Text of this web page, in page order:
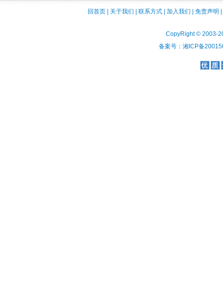
回首页| 关于我们 联系方式| 加入我们 免责声明
CopyRight © 2003-
备案号：湘ICP备